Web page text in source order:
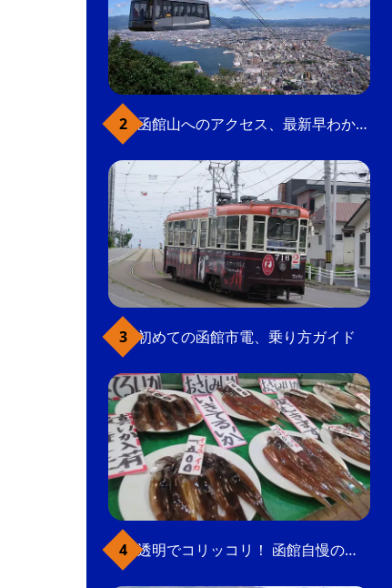
函館山へのアクセス、最新早わかりガイド
初めての函館市電、乗り方ガイド
透明でコリッコリ！ 函館自慢のいかをどうぞ